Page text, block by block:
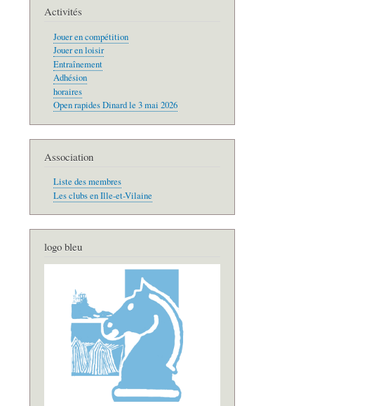
Activités
Jouer en compétition
Jouer en loisir
Entraînement
Adhésion
horaires
Open rapides Dinard le 3 mai 2026
Association
Liste des membres
Les clubs en Ille-et-Vilaine
logo bleu